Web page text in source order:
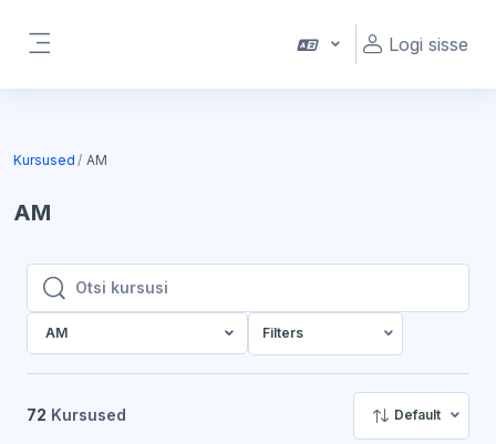
Logi sisse
Kursused AM
AM
Otsi kursusi
Otsi kursusi
AM Filters
72 Kursused Default